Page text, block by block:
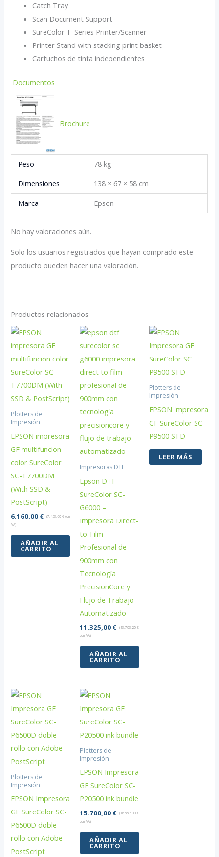
Catch Tray
Scan Document Support
SureColor T-Series Printer/Scanner
Printer Stand with stacking print basket
Cartuchos de tinta independientes
Documentos
Brochure
Peso
78 kg
Dimensiones
138 × 67 × 58 cm
Marca
Epson
No hay valoraciones aún.
Solo los usuarios registrados que hayan comprado este
producto pueden hacer una valoración.
Productos relacionados
Plotters de
Impresión
EPSON impresora
GF multifuncion
color SureColor
SC-T7700DM
(With SSD &
PostScript)
6.160,00 € (7.453,60€ con
IVA)
AÑADIR AL
CARRITO
Impresoras DTF
Epson DTF
SureColor SC-
G6000 –
Impresora Direct-
to-Film
Profesional de
900mm con
Tecnología
PrecisionCore y
Flujo de Trabajo
Automatizado
11.325,00 € (13.703,25€
con IVA)
AÑADIR AL
CARRITO
Plotters de
Impresión
EPSON Impresora
GF SureColor SC-
P9500 STD
LEER MÁS
Plotters de
Impresión
EPSON Impresora
GF SureColor SC-
P6500D doble
rollo con Adobe
PostScript
Plotters de
Impresión
EPSON Impresora
GF SureColor SC-
P20500 ink bundle
15.700,00 € (18.997,00€
con IVA)
AÑADIR AL
CARRITO